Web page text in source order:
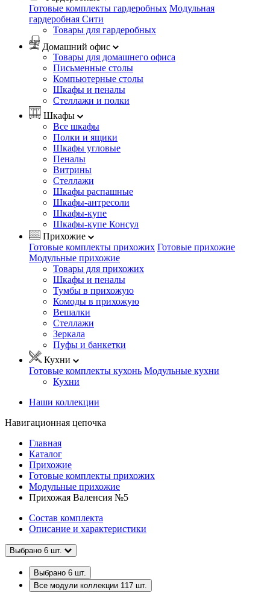
Готовые комплекты гардеробных Модульная
гардеробная Сити
Товары для гардеробных
Домашний офис
Товары для домашнего офиса
Письменные столы
Компьютерные столы
Шкафы и пеналы
Стеллажи и полки
Шкафы
Все шкафы
Полки и ящики
Шкафы угловые
Пеналы
Витрины
Стеллажи
Шкафы распашные
Шкафы-антресоли
Шкафы-купе
Шкафы-купе Консул
Прихожие
Готовые комплекты прихожих Готовые прихожие
Модульные прихожие
Товары для прихожих
Шкафы и пеналы
Тумбы в прихожую
Комоды в прихожую
Вешалки
Стеллажи
Зеркала
Пуфы и банкетки
Кухни
Готовые комплекты кухонь Модульные кухни
Кухни
Наши коллекции
Навигационная цепочка
Главная
Каталог
Прихожие
Готовые комплекты прихожих
Модульные прихожие
Прихожая Валенсия №5
Состав комплекта
Описание и характеристики
Выбрано 6 шт.
Выбрано 6 шт.
Все модули коллекции 117 шт.